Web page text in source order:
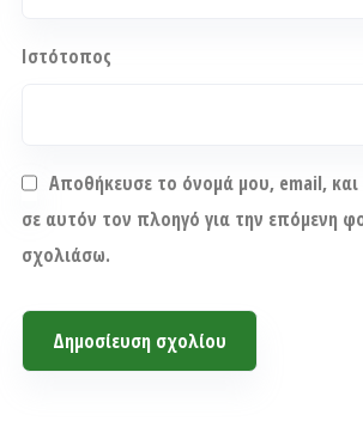
Ιστότοπος
Αποθήκευσε το όνομά μου, email,
σε αυτόν τον πλοηγό για την επόμενη
σχολιάσω.